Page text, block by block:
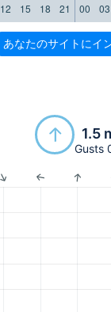
12 15 18 21 00 03
あなたのサイトにイ
1.5
Gusts